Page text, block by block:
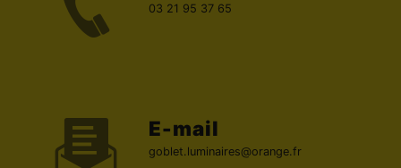
03 21 95 37 65
E-mail
goblet.luminaires@orange.fr